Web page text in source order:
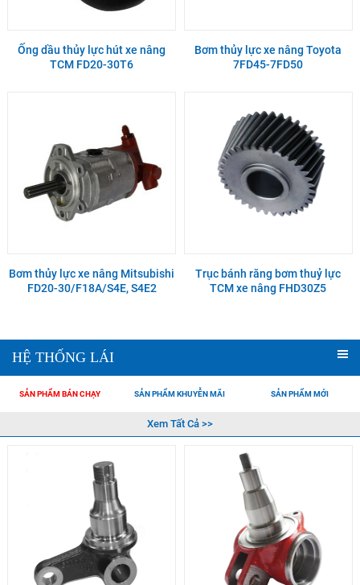
Ống dầu thủy lực hút xe nâng
TCM FD20-30T6
Bơm thủy lực xe nâng Toyota
7FD45-7FD50
Bơm thủy lực xe nâng Mitsubishi
FD20-30/F18A/S4E, S4E2
Trục bánh răng bơm thuỷ lực
TCM xe nâng FHD30Z5
HỆ THỐNG LÁI
SẢN PHẨM BÁN CHẠY SẢN PHẨM KHUYỄN MÃI SẢN PHẨM MỚI
Xem Tất Cả >>